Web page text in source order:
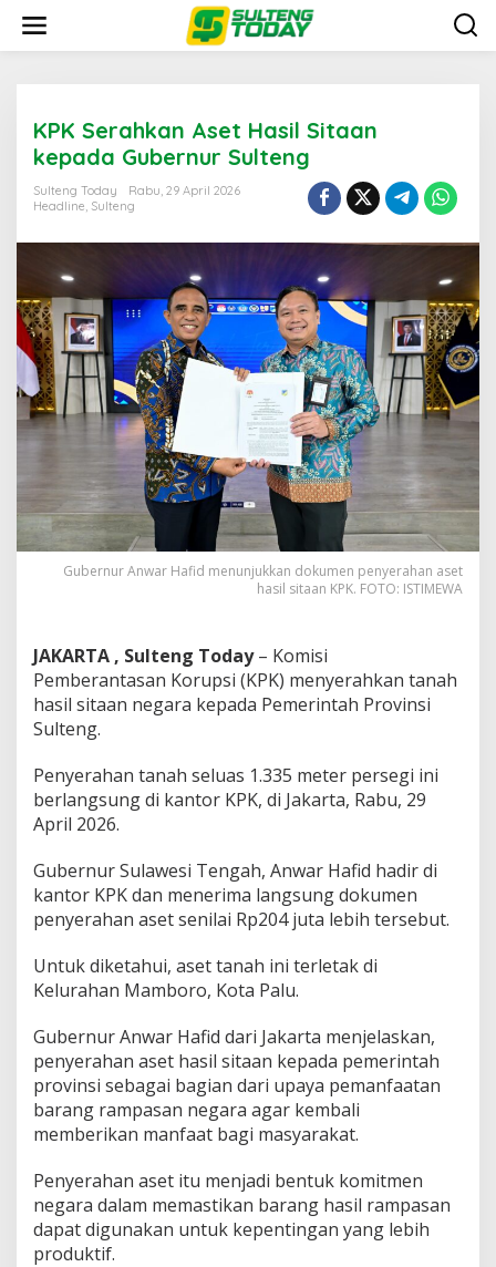
konten
KPK Serahkan Aset Hasil Sitaan
kepada Gubernur Sulteng
Sulteng Today
Rabu, 29 April 2026
Headline, Sulteng
Gubernur Anwar Hafid menunjukkan dokumen penyerahan aset
hasil sitaan KPK. FOTO: ISTIMEWA
JAKARTA , Sulteng Today– Komisi
Pemberantasan Korupsi (KPK) menyerahkan tanah
hasil sitaan negara kepada Pemerintah Provinsi
Sulteng.
Penyerahan tanah seluas 1.335 meter persegi ini
berlangsung di kantor KPK, di Jakarta, Rabu, 29
April 2026.
Gubernur Sulawesi Tengah, Anwar Hafid hadir di
kantor KPK dan menerima langsung dokumen
penyerahan aset senilai Rp204 juta lebih tersebut.
Untuk diketahui, aset tanah ini terletak di
Kelurahan Mamboro, Kota Palu.
Gubernur Anwar Hafid dari Jakarta menjelaskan,
penyerahan aset hasil sitaan kepada pemerintah
provinsi sebagai bagian dari upaya pemanfaatan
barang rampasan negara agar kembali
memberikan manfaat bagi masyarakat.
Penyerahan aset itu menjadi bentuk komitmen
negara dalam memastikan barang hasil rampasan
dapat digunakan untuk kepentingan yang lebih
produktif.